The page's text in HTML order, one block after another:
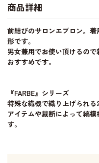
商品詳細
前結びのサロンエプロン。
形です。
男女兼用でお使い頂けるの
おすすめです。
『FARBE』シリーズ
特殊な織機で織り上げられる
アイテムや裁断によって縞
す。